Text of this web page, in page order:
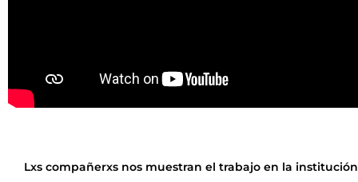
Lxs compañerxs nos muestran el trabajo en la